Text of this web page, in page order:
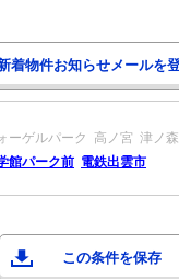
ーゲルパーク 高ノ宮 津ノ森
館パーク前 電鉄出雲市
この条件を保存